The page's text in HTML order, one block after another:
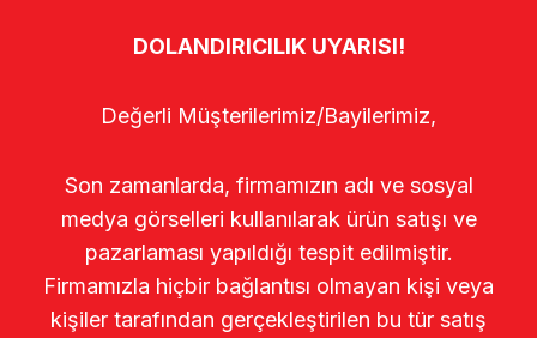
DOLANDIRICILIK UYARISI!
Değerli Müşterilerimiz/Bayilerimiz,
Son zamanlarda, firmamızın adı ve sosyal
medya görselleri kullanılarak ürün satışı ve
pazarlaması yapıldığı tespit edilmiştir.
Firmamızla hiçbir bağlantısı olmayan kişi veya
kişiler tarafından gerçekleştirilen bu tür satış